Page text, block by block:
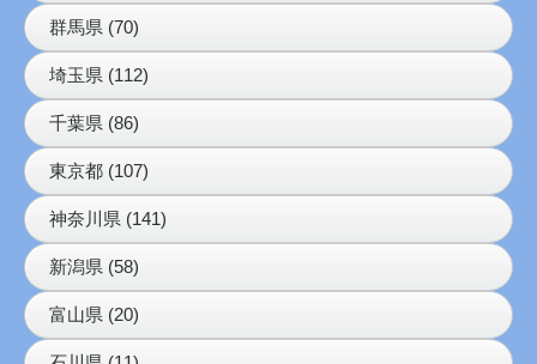
群馬県 (70)
埼玉県 (112)
千葉県 (86)
東京都 (107)
神奈川県 (141)
新潟県 (58)
富山県 (20)